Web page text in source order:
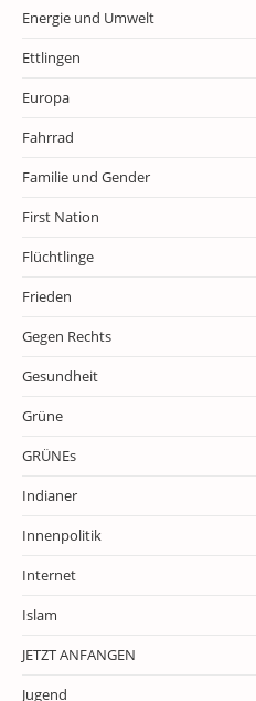
Energie und Umwelt
Ettlingen
Europa
Fahrrad
Familie und Gender
First Nation
Flüchtlinge
Frieden
Gegen Rechts
Gesundheit
Grüne
GRÜNEs
Indianer
Innenpolitik
Internet
Islam
JETZT ANFANGEN
Jugend